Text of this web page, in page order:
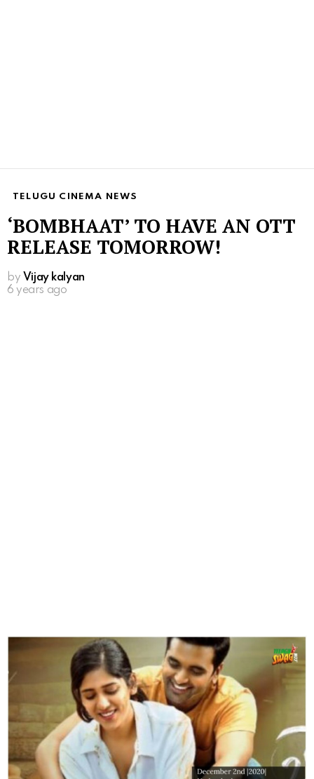
TELUGU CINEMA NEWS
‘BOMBHAAT’ TO HAVE AN OTT
RELEASE TOMORROW!
by Vijay kalyan
6 years ago